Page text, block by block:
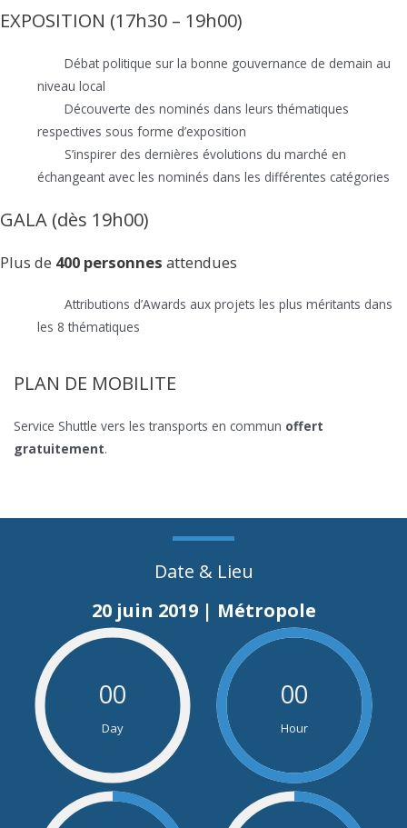
EXPOSITION (17h30 – 19h00)
Débat politique sur la bonne gouvernance de demain au
niveau local
Découverte des nominés dans leurs thématiques
respectives sous forme d’exposition
S’inspirer des dernières évolutions du marché en
échangeant avec les nominés dans les différentes catégories
GALA (dès 19h00)
Plus de 400 personnes attendues
Attributions d’Awards aux projets les plus méritants dans
les 8 thématiques
PLAN DE MOBILITE
Service Shuttle vers les transports en commun offert
gratuitement.
Date & Lieu
20 juin 2019 | Métropole
00
Day
00
Hour